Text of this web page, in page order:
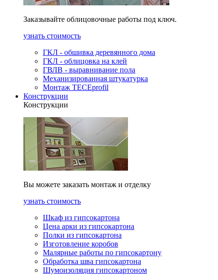
Заказывайте облицовочные работы под ключ.
узнать стоимость
ГКЛ - обшивка деревянного дома
ГКЛ - облицовка на клей
ГВЛВ - выравнивание пола
Механизированная штукатурка
Монтаж TECEprofil
Конструкции
Конструкции
Вы можете заказать монтаж и отделку
узнать стоимость
Шкаф из гипсокартона
Цена арки из гипсокартона
Полки из гипсокартона
Изготовление коробов
Малярные работы по гипсокартону
Обработка шва гипсокартона
Шумоизоляция гипсокартоном